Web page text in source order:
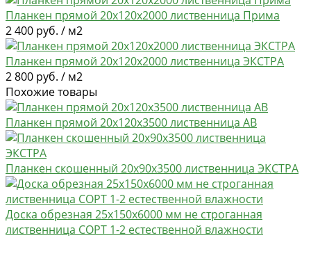
Планкен прямой 20х120х2000 лиственница Прима
2 400 руб. / м2
Планкен прямой 20х120х2000 лиственница ЭКСТРА
2 800 руб. / м2
Похожие товары
Планкен прямой 20х120х3500 лиственница AB
Планкен скошенный 20х90х3500 лиственница ЭКСТРА
Доска обрезная 25х150х6000 мм не строганная
лиственница СОРТ 1-2 естественной влажности